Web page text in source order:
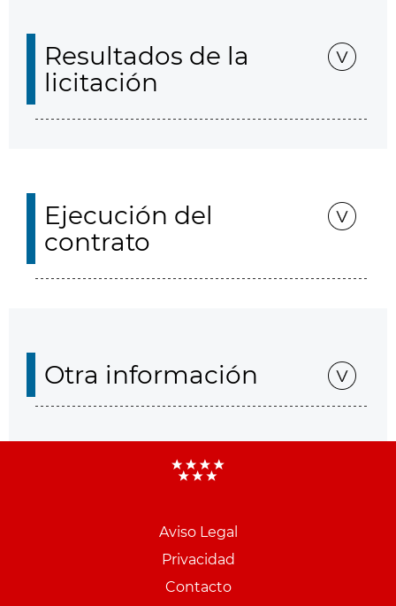
Resultados de la
licitación
Ejecución del
contrato
Otra información
Aviso Legal
Privacidad
Contacto